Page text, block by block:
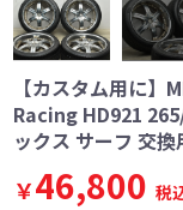
【カスタム用に
Racing HD921
ックス サーフ 交
￥46,800 税